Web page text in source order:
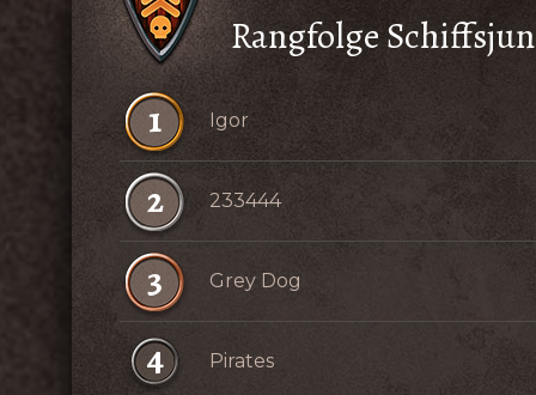
Rangfolge
1
Igor
2 233444
3 Grey Dog
4 Pirates